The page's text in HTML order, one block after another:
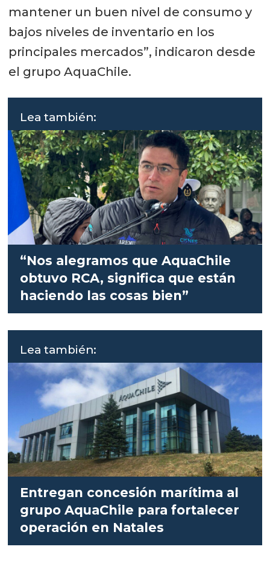
mantener un buen nivel de consumo y
bajos niveles de inventario en los
principales mercados”, indicaron desde
el grupo AquaChile.
Lea también:
“Nos alegramos que AquaChile
obtuvo RCA, significa que están
haciendo las cosas bien”
Lea también:
Entregan concesión marítima al
grupo AquaChile para fortalecer
operación en Natales